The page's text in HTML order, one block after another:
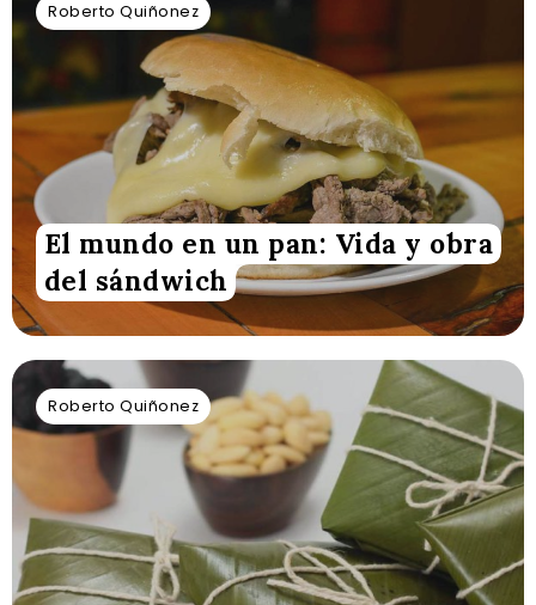
Roberto Quiñonez
El mundo en un pan: Vida y obra
del sándwich
Roberto Quiñonez